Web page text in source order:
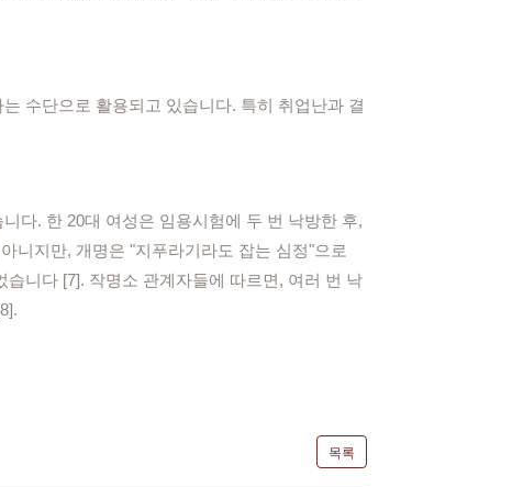
수단으로 활용되고 있습니다. 특히 취업난과 결
다. 한 20대 여성은 임용시험에 두 번 낙방한 후,
니지만, 개명은 "지푸라기라도 잡는 심정"으로
니다 [7]. 작명소 관계자들에 따르면, 여러 번 낙
목록